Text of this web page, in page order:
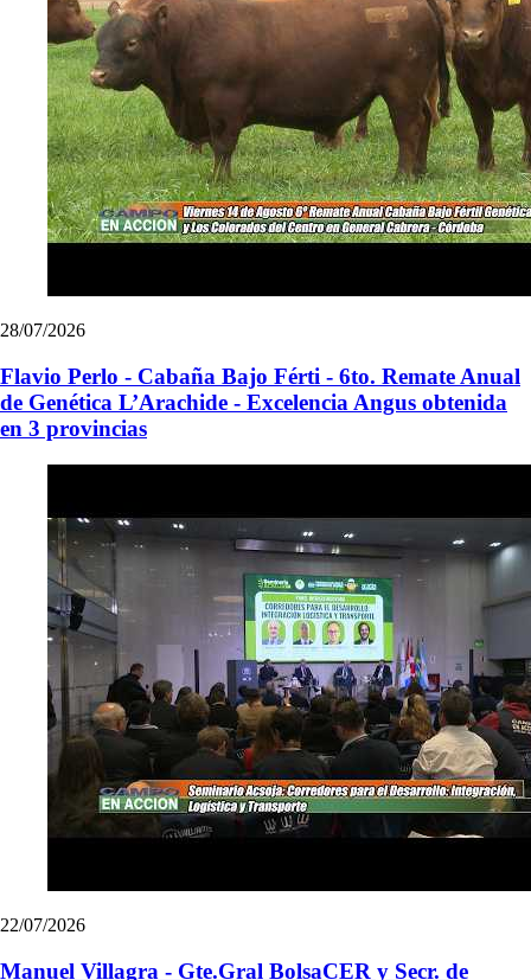
28/07/2026
Flavio Perlo - Cabaña Bajo Férti - 6to. Remate Anual
de Genética L’Arachide - Excelencia Angus obtenida
en 3 provincias
22/07/2026
Manuel Villagra - Gte.Gral BolsaCER y Secr. de